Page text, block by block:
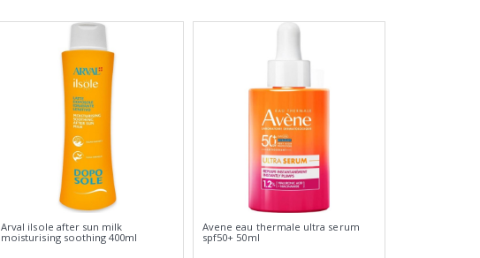
Arval ilsole after sun milk
moisturising soothing 400ml
Avene eau thermale ultra serum
spf50+ 50ml